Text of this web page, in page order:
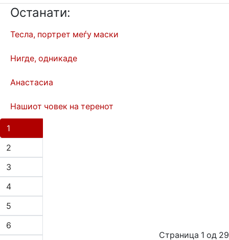
Останати:
Тесла, портрет меѓу маски
Нигде, одникаде
Анастасиа
Нашиот човек на теренот
1
2
3
4
5
6
Страница 1 од 29